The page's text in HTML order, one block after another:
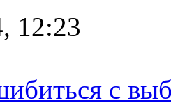
12:23
с